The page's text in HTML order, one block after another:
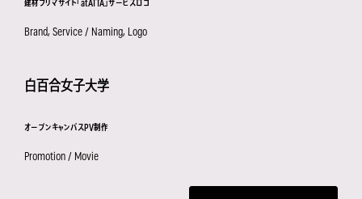
建材フリマサイト「atATTA」サービスロゴ
Brand, Service / Naming, Logo
白百合女子大学
オープンキャンパスPV制作
Promotion / Movie